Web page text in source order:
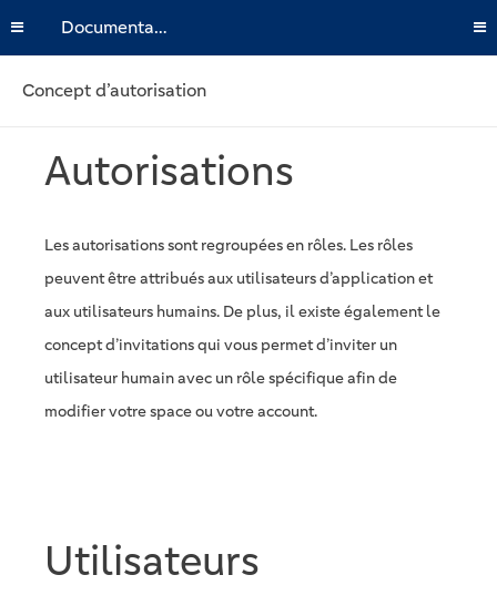
Documentation
Concept d’autorisation
Autorisations
Les autorisations sont regroupées en rôles. Les rôles
peuvent être attribués aux utilisateurs d’application et
aux utilisateurs humains. De plus, il existe également le
concept d’invitations qui vous permet d’inviter un
utilisateur humain avec un rôle spécifique afin de
modifier votre space ou votre account.
Utilisateurs